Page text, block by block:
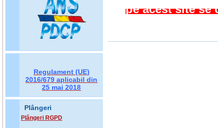
Regulament (UE)
2016/679 aplicabil din
25 mai 2018
Plângeri
Plângeri RGPD
pe acest site se